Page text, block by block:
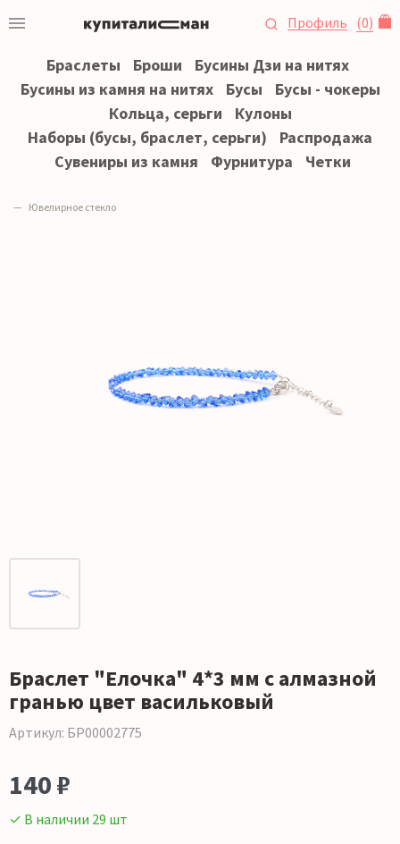
Профиль (0)
Браслеты Броши
Бусины Дзи на нитях
Бусины из камня на нитях
Бусы
Бусы - чокеры
Кольца, серьги
Кулоны
Наборы (бусы, браслет, серьги)
Распродажа
Сувениры из камня
Фурнитура Четки
Ювелирное стекло
Браслет "Елочка" 4*3 мм с алмазной
гранью цвет васильковый
Артикул: БР00002775
140 ₽
✓ В наличии 29 шт